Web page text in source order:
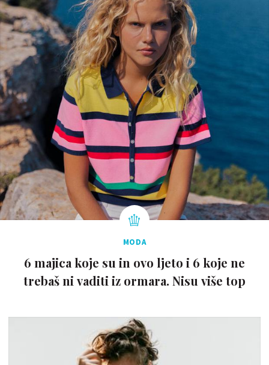
MODA
6 majica koje su in ovo ljeto i 6 koje ne
trebaš ni vaditi iz ormara. Nisu više top